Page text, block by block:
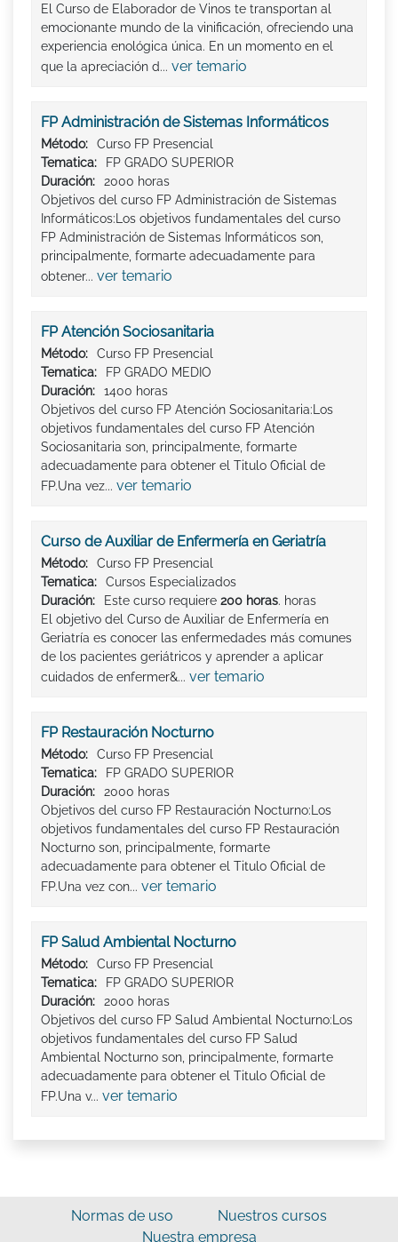
El Curso de Elaborador de Vinos te transportan al
emocionante mundo de la vinificación, ofreciendo una
experiencia enológica única. En un momento en el
que la apreciación d... ver temario
FP Administración de Sistemas Informáticos
Método:
Curso FP Presencial
Tematica:
FP GRADO SUPERIOR
Duración:
2000 horas
Objetivos del curso FP Administración de Sistemas
Informáticos:Los objetivos fundamentales del curso
FP Administración de Sistemas Informáticos son,
principalmente, formarte adecuadamente para
obtener... ver temario
FP Atención Sociosanitaria
Método:
Curso FP Presencial
Tematica:
FP GRADO MEDIO
Duración:
1400 horas
Objetivos del curso FP Atención Sociosanitaria:Los
objetivos fundamentales del curso FP Atención
Sociosanitaria son, principalmente, formarte
adecuadamente para obtener el Titulo Oficial de
FP.Una vez... ver temario
Curso de Auxiliar de Enfermería en Geriatría
Método:
Curso FP Presencial
Tematica:
Cursos Especializados
Duración:
Este curso requiere 200 horas. horas
El objetivo del Curso de Auxiliar de Enfermería en
Geriatría es conocer las enfermedades más comunes
de los pacientes geriátricos y aprender a aplicar
cuidados de enfermer&... ver temario
FP Restauración Nocturno
Método:
Curso FP Presencial
Tematica:
FP GRADO SUPERIOR
Duración:
2000 horas
Objetivos del curso FP Restauración Nocturno:Los
objetivos fundamentales del curso FP Restauración
Nocturno son, principalmente, formarte
adecuadamente para obtener el Titulo Oficial de
FP.Una vez con... ver temario
FP Salud Ambiental Nocturno
Método:
Curso FP Presencial
Tematica:
FP GRADO SUPERIOR
Duración:
2000 horas
Objetivos del curso FP Salud Ambiental Nocturno:Los
objetivos fundamentales del curso FP Salud
Ambiental Nocturno son, principalmente, formarte
adecuadamente para obtener el Titulo Oficial de
FP.Una v... ver temario
Normas de uso
Nuestros cursos
Nuestra empresa